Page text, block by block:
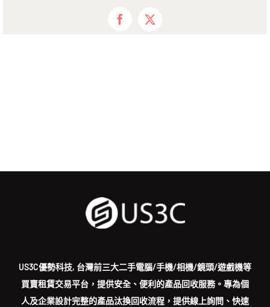
Facebook
X
US3C優勢科技, 台灣前三大二手電腦/手機/相機/鏡頭/遊戲機等
買賣租賃交易平台，提供安全、便利的產品回收服務。專為個
人及企業設計完整的產品汰換回收流程，提供線上詢問、快速